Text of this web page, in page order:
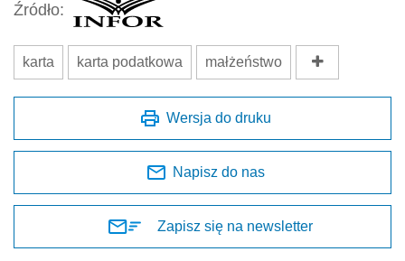
Źródło:
karta karta podatkowa małżeństwo
Wersja do druku
Napisz do nas
Zapisz się na newsletter